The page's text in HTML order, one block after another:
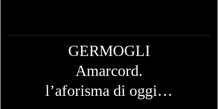
GERMOGLI
Amarcord.
l’aforisma di oggi…